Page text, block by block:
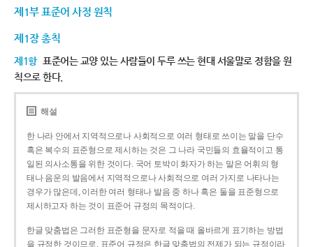
제1부 표준어 사정 원칙
제1장 총칙
제1항 표준어는 교양 있는 사람들이 두루 쓰는 현대 서울말로 정함을 원
칙으로 한다.
해설
한 나라 안에서 지역적으로나 사회적으로 여러 형태로 쓰이는 말을 단수
혹은 복수의 표준형으로 제시하는 것은 그 나라 국민들의 효율적이고 통
일된 의사소통을 위한 것이다. 국어 토박이 화자가 하는 말은 어휘의 형
태나 음운의 발음에서 지역적으로나 사회적으로 여러 가지로 나타나는
경우가 많은데, 이러한 여러 형태나 발음 중 하나 혹은 둘을 표준형으로
제시하고자 하는 것이 표준어 규정의 목적이다.
한글 맞춤법은 그러한 표준형을 문자로 적을 때 올바르게 표기하는 방법
을 규정한 것이므로, 표준어 규정은 한글 맞춤법의 전제가 되는 규정이라